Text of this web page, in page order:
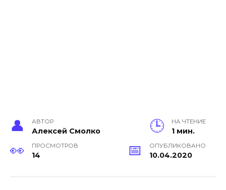
АВТОР
Алексей Смолко
НА ЧТЕНИЕ
1 мин.
ПРОСМОТРОВ
14
ОПУБЛИКОВАНО
10.04.2020